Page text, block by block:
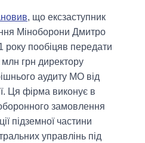
, що ексзаступник
Міноборони Дмитро
року пообіцяв передати
млн грн директору
аудиту МО від
Ця фірма виконує в
замовлення
підземної частини
управлінь під